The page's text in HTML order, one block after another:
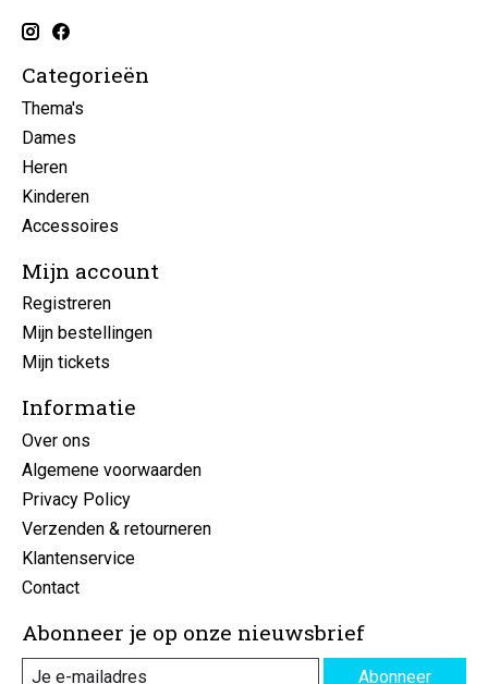
Categorieën
Thema's
Dames
Heren
Kinderen
Accessoires
Mijn account
Registreren
Mijn bestellingen
Mijn tickets
Informatie
Over ons
Algemene voorwaarden
Privacy Policy
Verzenden & retourneren
Klantenservice
Contact
Abonneer je op onze nieuwsbrief
Abonneer